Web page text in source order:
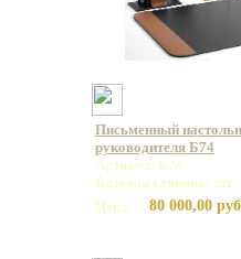
Письменный
руководителя Б74
Артикул: Б74
Базовая единица: шт
Цена:
80 000,00